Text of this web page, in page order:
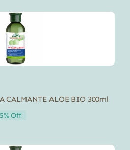
CALMANTE ALOE BIO 300ml
Off